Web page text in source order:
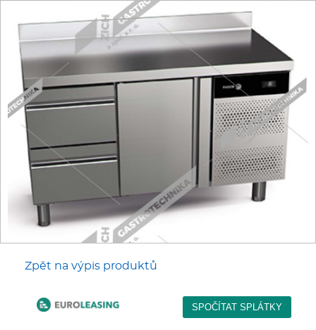
Fritézy
Pánve
Gastronádoby
PIZZA technologie
Grilovací desky - Grily
Prostředky-Změkčovače
Zpět na výpis produktů